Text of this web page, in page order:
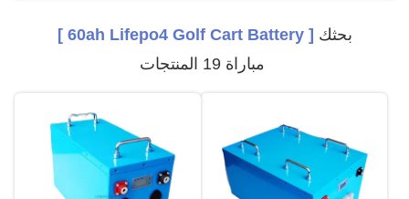
بحثك [ 60ah Lifepo4 Golf Cart Battery ]
مباراة 19 المنتجات